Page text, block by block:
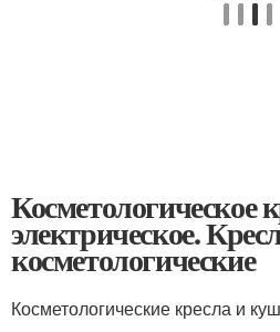
Косметологическое
электрическое.
косметологические
Косметологические кресла и